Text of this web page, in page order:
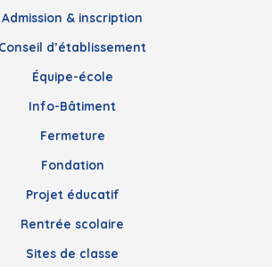
Admission & inscription
Conseil d’établissement
Équipe-école
Info-Bâtiment
Fermeture
Fondation
Projet éducatif
Rentrée scolaire
Sites de classe